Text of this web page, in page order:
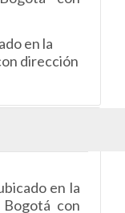
en la
dirección
en la
con